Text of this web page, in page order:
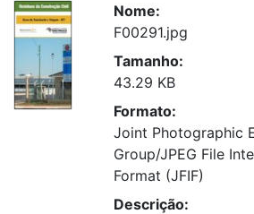
Nome:
F00291.jpg
Tamanho:
43.29 KB
Formato:
Joint Photographic
Group/JPEG File
Format (JFIF)
Descrição: